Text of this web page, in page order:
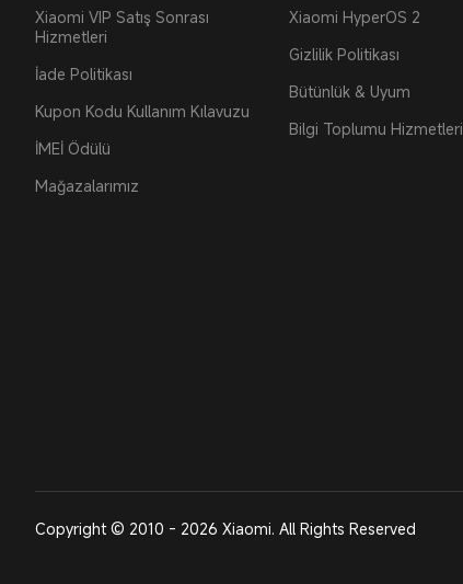
Xiaomi VIP Satış Sonrası
Hizmetleri
İade Politikası
Kupon Kodu Kullanım Kılavuzu
İMEİ Ödülü
Mağazalarımız
Xiaomi HyperOS 2
Gizlilik Politikası
Bütünlük & Uyum
Bilgi Toplumu Hizmetleri
Copyright © 2010 - 2026 Xiaomi. All Rights Reserved